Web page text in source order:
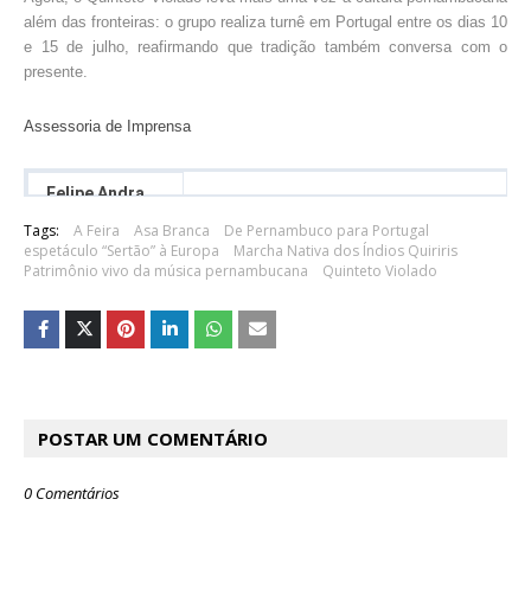
além das fronteiras: o grupo realiza turnê em Portugal entre os dias 10
e 15 de julho, reafirmando que tradição também conversa com o
presente.
Assessoria de Imprensa
Felipe Andrade
Tags: A Feira Asa Branca
De Pernambuco para Portugal
espetáculo “Sertão” à Europa
Marcha Nativa dos Índios Quiriris
Patrimônio vivo da música pernambucana
Quinteto Violado
POSTAR UM COMENTÁRIO
0 Comentários